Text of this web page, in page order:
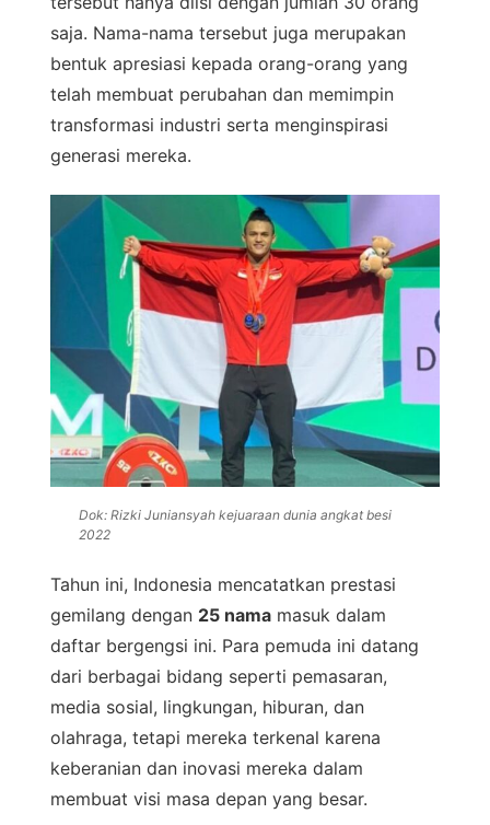
saja. Nama-nama tersebut juga merupakan
bentuk apresiasi kepada orang-orang yang
telah membuat perubahan dan memimpin
transformasi industri serta menginspirasi
generasi mereka.
Dok: Rizki Juniansyah kejuaraan dunia angkat besi
2022
Tahun ini, Indonesia mencatatkan prestasi
gemilang dengan 25 nama masuk dalam
daftar bergengsi ini. Para pemuda ini datang
dari berbagai bidang seperti pemasaran,
media sosial, lingkungan, hiburan, dan
olahraga, tetapi mereka terkenal karena
keberanian dan inovasi mereka dalam
membuat visi masa depan yang besar.